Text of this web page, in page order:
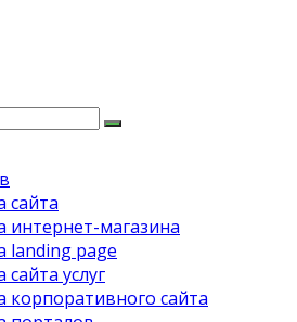
сайта
интернет-магазина
landing page
сайта услуг
корпоративного сайта